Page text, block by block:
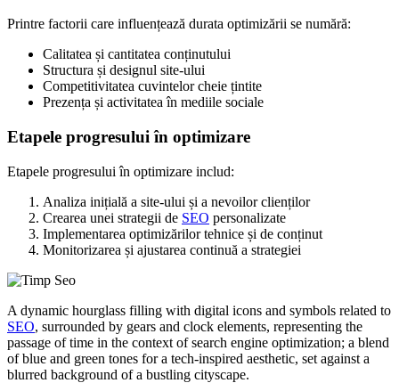
Printre factorii care influențează durata optimizării se numără:
Calitatea și cantitatea conținutului
Structura și designul site-ului
Competitivitatea cuvintelor cheie țintite
Prezența și activitatea în mediile sociale
Etapele progresului în optimizare
Etapele progresului în optimizare includ:
Analiza inițială a site-ului și a nevoilor clienților
Crearea unei strategii de SEO personalizate
Implementarea optimizărilor tehnice și de conținut
Monitorizarea și ajustarea continuă a strategiei
A dynamic hourglass filling with digital icons and symbols related to
SEO, surrounded by gears and clock elements, representing the
passage of time in the context of search engine optimization; a blend
of blue and green tones for a tech-inspired aesthetic, set against a
blurred background of a bustling cityscape.